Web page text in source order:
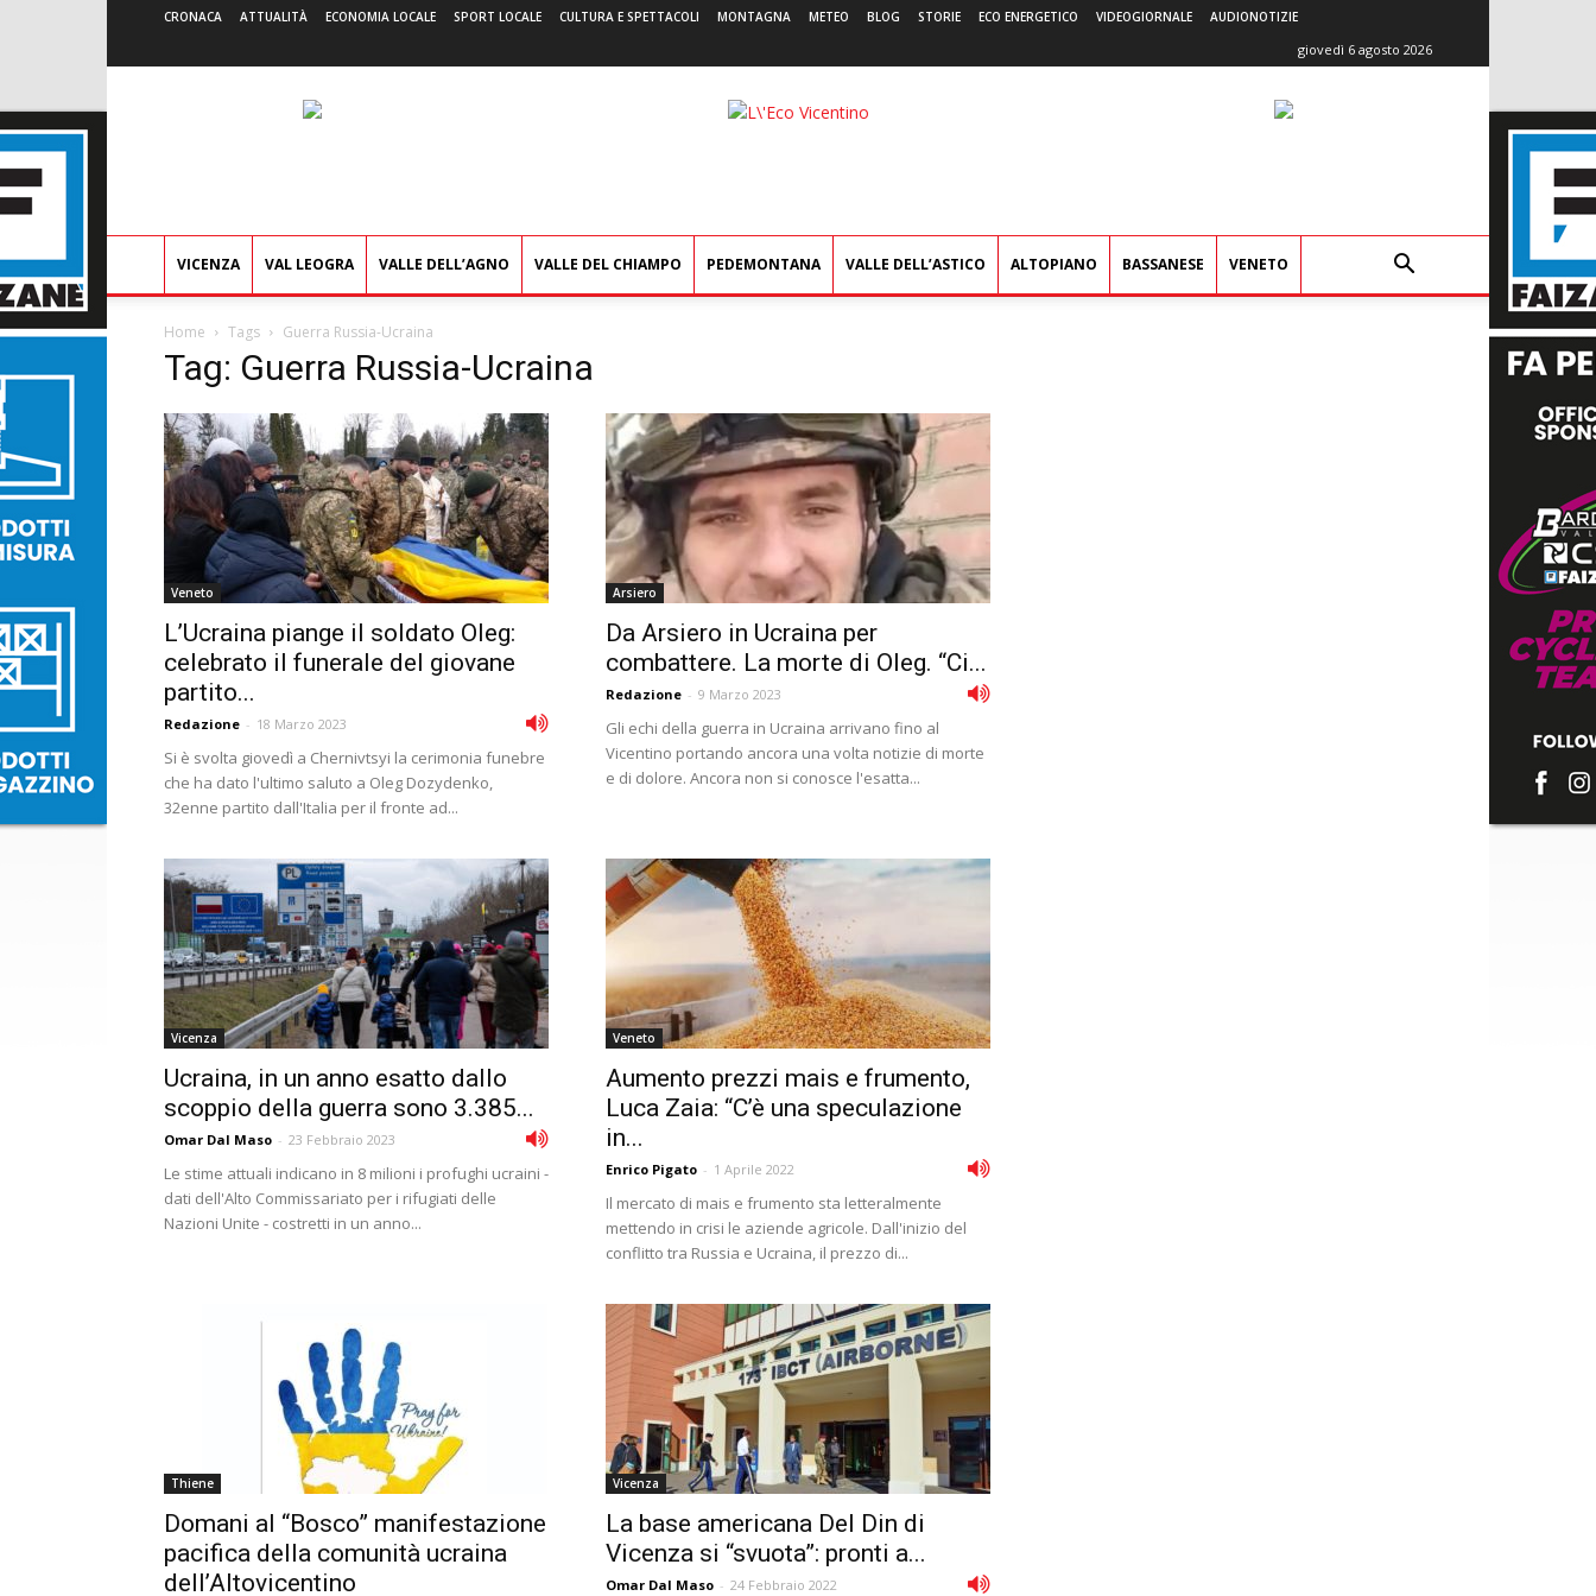
CRONACA ATTUALITÀ ECONOMIA LOCALE SPORT LOCALE CULTURA E SPETTACOLI MONTAGNA METEO BLOG STORIE ECO ENERGETICO VIDEOGIORNALE AUDIONOTIZIE
giovedì 6 agosto 2026
L'Eco
VICENZA VAL LEOGRA VALLE DELL’AGNO VALLE DEL CHIAMPO PEDEMONTANA VALLE DELL’ASTICO ALTOPIANO BASSANESE VENETO
Home Tags Guerra Russia-Ucraina
Tag: Guerra Russia-Ucraina
Veneto
L’Ucraina piange il soldato Oleg:
celebrato il funerale del giovane
partito...
Redazione - 18 Marzo 2023
Si è svolta giovedì a Chernivtsyi la cerimonia funebre
che ha dato l'ultimo saluto a Oleg Dozydenko,
32enne partito dall'Italia per il fronte ad...
Arsiero
Da Arsiero in Ucraina per
combattere. La morte di Oleg. “Ci...
Redazione - 9 Marzo 2023
Gli echi della guerra in Ucraina arrivano fino al
Vicentino portando ancora una volta notizie di morte
e di dolore. Ancora non si conosce l'esatta...
Vicenza
Ucraina, in un anno esatto dallo
scoppio della guerra sono 3.385...
Omar Dal Maso - 23 Febbraio 2023
Le stime attuali indicano in 8 milioni i profughi ucraini -
dati dell'Alto Commissariato per i rifugiati delle
Nazioni Unite - costretti in un anno...
Veneto
Aumento prezzi mais e frumento,
Luca Zaia: “C’è una speculazione
in...
Enrico Pigato - 1 Aprile 2022
Il mercato di mais e frumento sta letteralmente
mettendo in crisi le aziende agricole. Dall'inizio del
conflitto tra Russia e Ucraina, il prezzo di...
Thiene
Domani al “Bosco” manifestazione
pacifica della comunità ucraina
dell’Altovicentino
Vicenza
La base americana Del Din di
Vicenza si “svuota”: pronti a...
Omar Dal Maso - 24 Febbraio 2022